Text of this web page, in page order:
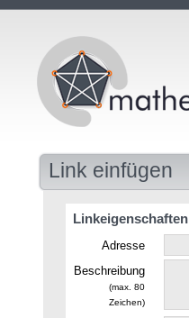
Link einfügen
Linkeigenschaften
Adresse
Beschreibung
(max. 80
Zeichen)